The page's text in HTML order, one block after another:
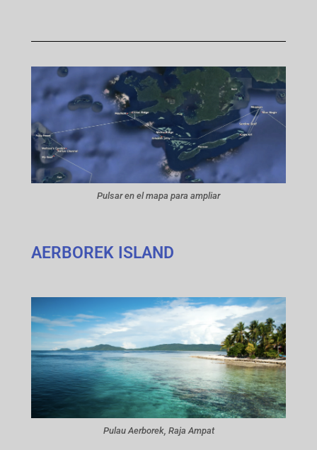
Pulsar en el mapa para ampliar
AERBOREK ISLAND
Pulau Aerborek, Raja Ampat